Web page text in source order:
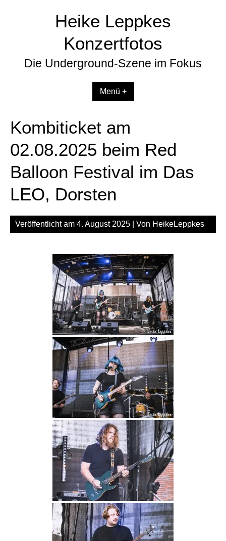
Heike Leppkes
Konzertfotos
Die Underground-Szene im Fokus
Menü +
Kombiticket am
02.08.2025 beim Red
Balloon Festival im Das
LEO, Dorsten
Veröffentlicht am 4. August 2025 | Von HeikeLeppkes